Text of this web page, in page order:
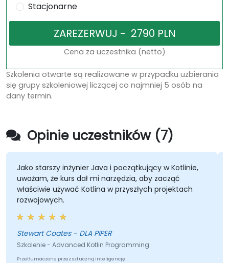
Stacjonarne
Cena za uczestnika (netto)
Szkolenia otwarte są realizowane w przypadku uzbierania
się grupy szkoleniowej liczącej co najmniej 5 osób na
dany termin.
Opinie uczestników (7)
Jako starszy inżynier Java i początkujący w Kotlinie,
uważam, że kurs dał mi narzędzia, aby zacząć
właściwie używać Kotlina w przyszłych projektach
rozwojowych.
Stewart Coates - DLA PIPER
Szkolenie - Advanced Kotlin Programming
Przetłumaczone przez sztuczną inteligencję